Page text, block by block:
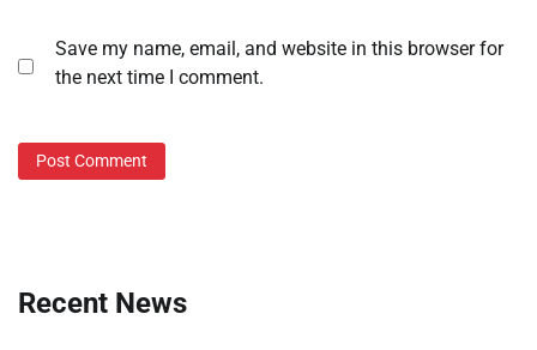
Save my name, email, and website in this browser for
the next time I comment.
Recent News